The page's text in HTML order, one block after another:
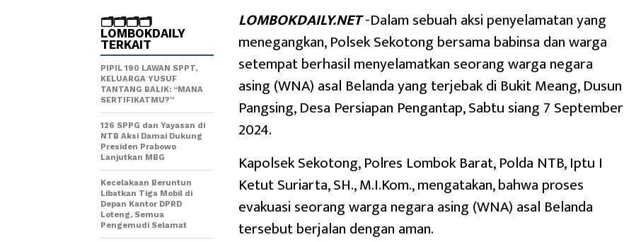
LOMBOKDAILY.NET-Dalam sebuah aksi penyelamatan yang
menegangkan, Polsek Sekotong bersama babinsa dan warga
setempat berhasil menyelamatkan seorang warga negara
asing (WNA) asal Belanda yang terjebak di Bukit Meang, Dusun
Pangsing, Desa Persiapan Pengantap, Sabtu siang 7 September
2024.
Kapolsek Sekotong, Polres Lombok Barat, Polda NTB, Iptu I
Ketut Suriarta, SH., M.I.Kom., mengatakan, bahwa proses
evakuasi seorang warga negara asing (WNA) asal Belanda
tersebut berjalan dengan aman.
🗂️🗂️🗂️🗂️
LOMBOKDAILY
TERKAIT
PIPIL 190 LAWAN SPPT,
KELUARGA YUSUF
TANTANG BALIK: “MANA
SERTIFIKATMU?”
126 SPPG dan Yayasan di
NTB Aksi Damai Dukung
Presiden Prabowo
Lanjutkan MBG
Kecelakaan Beruntun
Libatkan Tiga Mobil di
Depan Kantor DPRD
Loteng, Semua
Pengemudi Selamat